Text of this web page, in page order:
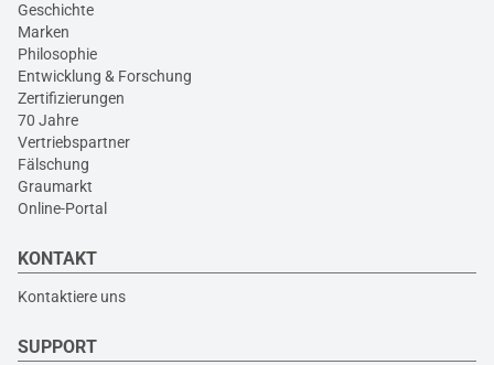
Geschichte
Marken
Philosophie
Entwicklung & Forschung
Zertifizierungen
70 Jahre
Vertriebspartner
Fälschung
Graumarkt
Online-Portal
KONTAKT
Kontaktiere uns
SUPPORT